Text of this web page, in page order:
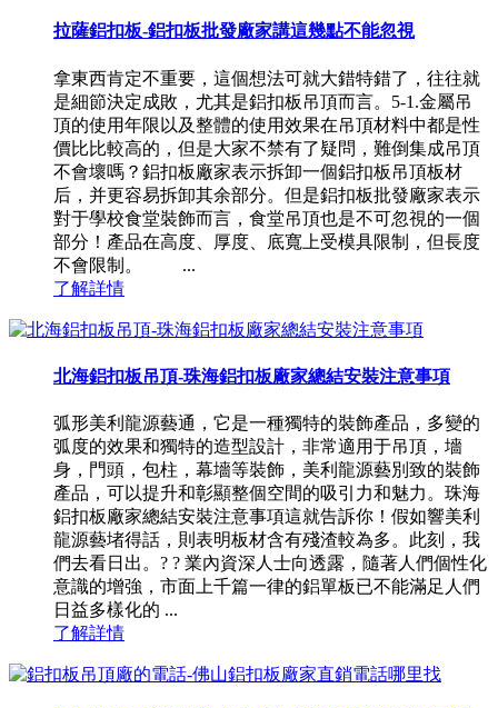
拉薩鋁扣板-鋁扣板批發廠家講這幾點不能忽視
拿東西肯定不重要，這個想法可就大錯特錯了，往往就
是細節決定成敗，尤其是鋁扣板吊頂而言。5-1.金屬吊
頂的使用年限以及整體的使用效果在吊頂材料中都是性
價比比較高的，但是大家不禁有了疑問，難倒集成吊頂
不會壞嗎？鋁扣板廠家表示拆卸一個鋁扣板吊頂板材
后，并更容易拆卸其余部分。但是鋁扣板批發廠家表示
對于學校食堂裝飾而言，食堂吊頂也是不可忽視的一個
部分！產品在高度、厚度、底寬上受模具限制，但長度
不會限制。 ...
了解詳情
北海鋁扣板吊頂-珠海鋁扣板廠家總結安裝注意事項
弧形美利龍源藝通，它是一種獨特的裝飾產品，多變的
弧度的效果和獨特的造型設計，非常適用于吊頂，墻
身，門頭，包柱，幕墻等裝飾，美利龍源藝別致的裝飾
產品，可以提升和彰顯整個空間的吸引力和魅力。珠海
鋁扣板廠家總結安裝注意事項這就告訴你！假如響美利
龍源藝堵得話，則表明板材含有殘渣較為多。此刻，我
們去看日出。? ? 業內資深人士向透露，隨著人們個性化
意識的增強，市面上千篇一律的鋁單板已不能滿足人們
日益多樣化的 ...
了解詳情